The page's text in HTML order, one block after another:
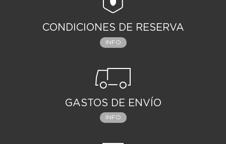
CONDICIONES DE RESERVA
INFO
GASTOS DE ENVÍO
INFO